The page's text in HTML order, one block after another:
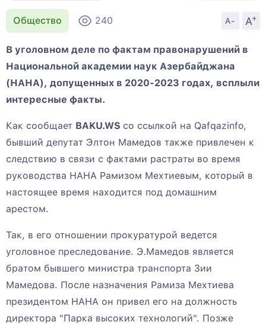
Общество 240 A- A
+
В уголовном деле по фактам правонарушений в
Национальной академии наук Азербайджана
(НАНА), допущенных в 2020-2023 годах, всплыли
интересные факты.
Как сообщает BAKU.WS со ссылкой на Qafqazinfo,
бывший депутат Элтон Мамедов также привлечен к
следствию в связи с фактами растраты во время
руководства НАНА Рамизом Мехтиевым, который в
настоящее время находится под домашним
арестом.
Так, в его отношении прокуратурой ведется
уголовное преследование. Э.Мамедов является
братом бывшего министра транспорта Зии
Мамедова. После назначения Рамиза Мехтиева
президентом НАНА он привел его на должность
директора "Парка высоких технологий". Позже